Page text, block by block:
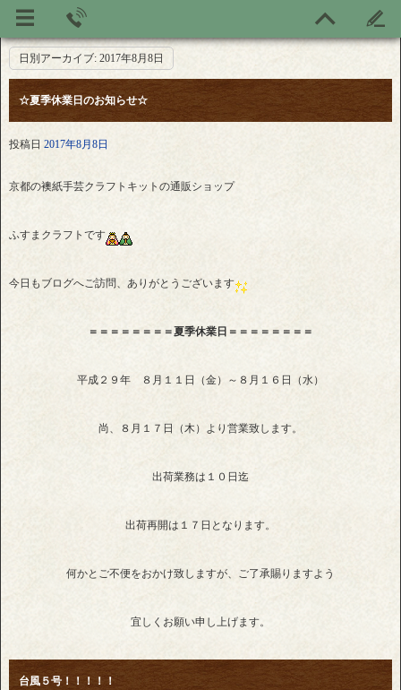
日別アーカイブ: 2017年8月8日
☆夏季休業日のお知らせ☆
投稿日 2017年8月8日
京都の襖紙手芸クラフトキットの通販ショップ
ふすまクラフトです
今日もブログへご訪問、ありがとうございます
＝＝＝＝＝＝＝＝夏季休業日＝＝＝＝＝＝＝＝
平成２９年 ８月１１日（金）～８月１６日（水）
尚、８月１７日（木）より営業致します。
出荷業務は１０日迄
出荷再開は１７日となります。
何かとご不便をおかけ致しますが、ご了承賜りますよう
宜しくお願い申し上げます。
台風５号！！！！！